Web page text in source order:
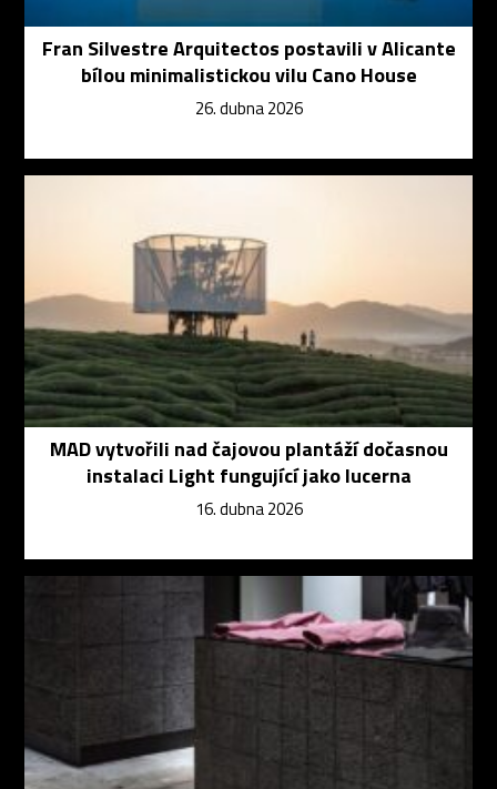
Fran Silvestre Arquitectos postavili v Alicante
bílou minimalistickou vilu Cano House
26. dubna 2026
MAD vytvořili nad čajovou plantáží dočasnou
instalaci Light fungující jako lucerna
16. dubna 2026